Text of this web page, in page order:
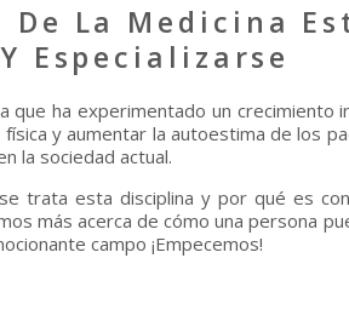
De La Medicina
Especializarse
que ha experimentado un crecimiento
y aumentar la autoestima de los
la sociedad actual.
trata esta disciplina y por qué es
más acerca de cómo una persona
campo ¡Empecemos!